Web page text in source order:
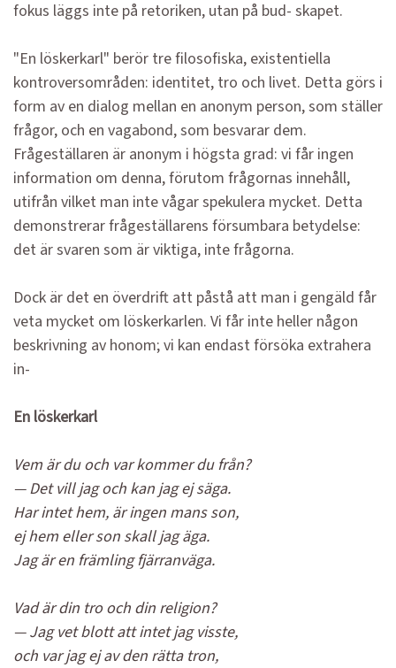
fokus läggs inte på retoriken, utan på bud- skapet.
"En löskerkarl" berör tre filosofiska, existentiella
kontroversområden: identitet, tro och livet. Detta görs i
form av en dialog mellan en anonym person, som ställer
frågor, och en vagabond, som besvarar dem.
Frågeställaren är anonym i högsta grad: vi får ingen
information om denna, förutom frågornas innehåll,
utifrån vilket man inte vågar spekulera mycket. Detta
demonstrerar frågeställarens försumbara betydelse:
det är svaren som är viktiga, inte frågorna.
Dock är det en överdrift att påstå att man i gengäld får
veta mycket om löskerkarlen. Vi får inte heller någon
beskrivning av honom; vi kan endast försöka extrahera
in-
En löskerkarl
Vem är du och var kommer du från?
— Det vill jag och kan jag ej säga.
Har intet hem, är ingen mans son,
ej hem eller son skall jag äga.
Jag är en främling fjärranväga.
Vad är din tro och din religion?
— Jag vet blott att intet jag visste,
och var jag ej av den rätta tron,